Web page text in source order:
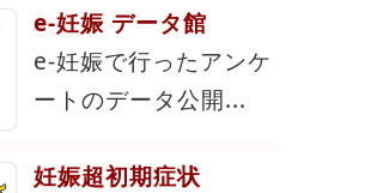
e-妊娠 データ館
e-妊娠で行ったアンケ
ートのデータ公開...
妊娠超初期症状